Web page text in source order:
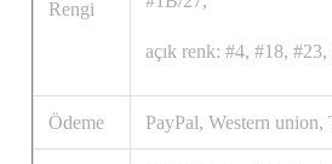
Rengi
açık renk: #4, #18,
Ödeme PayPal, Western union,